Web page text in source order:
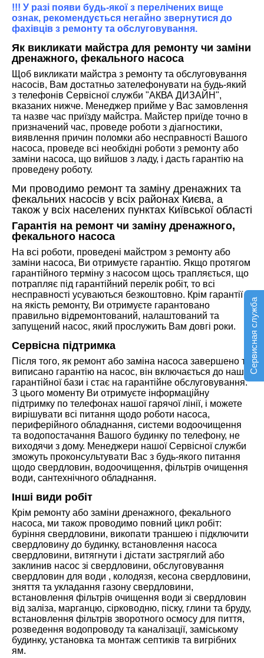
Сервисная служба
!!! У разі появи будь-якої з перелічених вище
ознак, рекомендується негайно звернутися до
фахівців з ремонту та обслуговування.
Як викликати майстра для ремонту чи заміни
дренажного, фекального насоса
Щоб викликати майстра з ремонту та обслуговування
насосів, Вам достатньо зателефонувати на будь-який
з телефонів Сервісної служби "АКВА ДИЗАЙН",
вказаних нижче. Менеджер прийме у Вас замовлення
та назве час приїзду майстра. Майстер приїде точно в
призначений час, проведе роботи з діагностики,
виявлення причин поломки або несправності Вашого
насоса, проведе всі необхідні роботи з ремонту або
заміни насоса, що вийшов з ладу, і дасть гарантію на
проведену роботу.
Ми проводимо ремонт та заміну дренажних та
фекальних насосів у всіх районах Києва, а
також у всіх населених пунктах Київської області
Гарантія на ремонт чи заміну дренажного,
фекального насоса
На всі роботи, проведені майстром з ремонту або
заміни насоса, Ви отримуєте гарантію. Якщо протягом
гарантійного терміну з насосом щось трапляється, що
потрапляє під гарантійний перелік робіт, то всі
несправності усуваються безкоштовно. Крім гарантії
на якість ремонту, Ви отримуєте гарантовано
правильно відремонтований, налаштований та
запущений насос, який прослужить Вам довгі роки.
Сервісна підтримка
Після того, як ремонт або заміна насоса завершено та
виписано гарантію на насос, він включається до нашої
гарантійної бази і стає на гарантійне обслуговування.
З цього моменту Ви отримуєте інформаційну
підтримку по телефонах нашої гарячої лінії, і можете
вирішувати всі питання щодо роботи насоса,
периферійного обладнання, системи водоочищення
та водопостачання Вашого будинку по телефону, не
виходячи з дому. Менеджери нашої Сервісної служби
зможуть проконсультувати Вас з будь-якого питання
щодо свердловин, водоочищення, фільтрів очищення
води, сантехнічного обладнання.
Інші види робіт
Крім ремонту або заміни дренажного, фекального
насоса, ми також проводимо повний цикл робіт:
буріння свердловини, викопати траншею і підключити
свердловину до будинку, встановлення насоса
свердловини, витягнути і дістати застряглий або
заклинив насос зі свердловини, обслуговування
свердловин для води , колодязя, кесона свердловини,
зняття та укладання газону свердловини,
встановлення фільтрів очищення води зі свердловин
від заліза, марганцю, сірководню, піску, глини та бруду,
встановлення фільтрів зворотного осмосу для пиття,
розведення водопроводу та каналізації, заміському
будинку, установка та монтаж септиків та вигрібних
ям.